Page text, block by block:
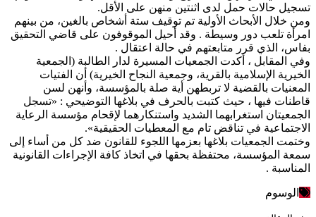
تسجيل حالات حمل لدى اثنتين منهن على الأقل.
ومن خلال الأبحاث الأولية تم توقيف ستة أشخاص بالغين، من بينهم
امرأة تلعب دور وسيطة . وقد أحيل الموقوفون على قاضي التحقيق
بفاس، الذي قرر متابعتهم في حالة اعتقال .
وفي المقابل ، أكدت الجمعيات المسيرة لدار الطالبة (الجمعية
الخيرية الإسلامية بالقرية، وجمعية النجاح الخيرية) أن الفتيات
المعنيات بالقضية لا تربطهن أية صلة بالمؤسسة، وأنهن لسن
قاطنات فيها ، حيث كتبت بالحرف في بلاغها التوضيحي : «تسجل
الجمعيتان استغرابهما الشديد واستنكارهما لإقحام مؤسسة الرعاية
الاجتماعية في تناقض تام مع المعطيات الحقيقية».
وختمت الجمعيات بلاغها بعزمها اللجوء للقانون ضد كل من أساء إلى
سمعة المؤسسة، محتفظة بحقها في اتخاذ كافة الإجراءات القانونية
المناسبة .
الوسوم